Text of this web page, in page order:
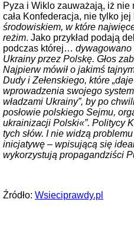
Pyza i Wiklo zauważają, iż
cała Konfederacja, nie tylko jej
środowiskiem, w które
reżim. Jako przykład podają
podczas której… dywagowano
Ukrainy przez Polskę. Głos
Najpierw mówił o jakimś
Dudy i Zełenskiego, które
wprowadzenia swojego
władzami Ukrainy”, by po
posłowie polskiego Sejmu,
ukrainizacji Polski«”. Politycy
tych słów. I nie widzą
inicjatywę – wpisującą się
wykorzystują propagandziści
Źródło: Wsieciprawdy.pl